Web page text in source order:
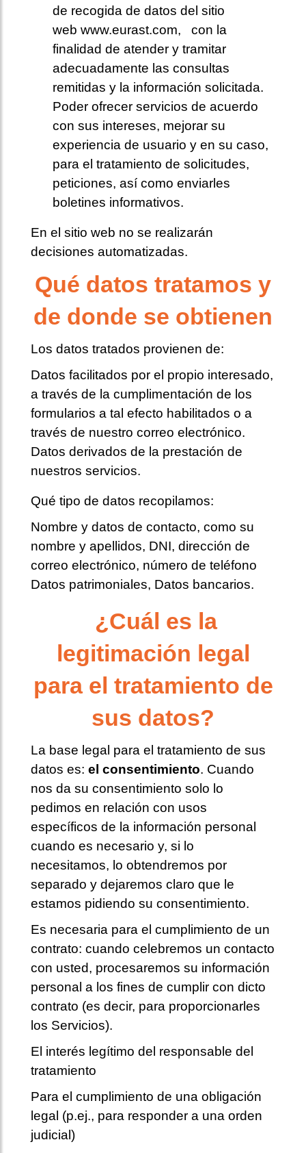
de recogida de datos del sitio
web www.eurast.com, con la
finalidad de atender y tramitar
adecuadamente las consultas
remitidas y la información solicitada.
Poder ofrecer servicios de acuerdo
con sus intereses, mejorar su
experiencia de usuario y en su caso,
para el tratamiento de solicitudes,
peticiones, así como enviarles
boletines informativos.
En el sitio web no se realizarán
decisiones automatizadas.
Qué datos tratamos y
de donde se obtienen
Los datos tratados provienen de:
Datos facilitados por el propio interesado,
a través de la cumplimentación de los
formularios a tal efecto habilitados o a
través de nuestro correo electrónico.
Datos derivados de la prestación de
nuestros servicios.
Qué tipo de datos recopilamos:
Nombre y datos de contacto, como su
nombre y apellidos, DNI, dirección de
correo electrónico, número de teléfono
Datos patrimoniales, Datos bancarios.
¿Cuál es la
legitimación legal
para el tratamiento de
sus datos?
La base legal para el tratamiento de sus
datos es: el consentimiento. Cuando
nos da su consentimiento solo lo
pedimos en relación con usos
específicos de la información personal
cuando es necesario y, si lo
necesitamos, lo obtendremos por
separado y dejaremos claro que le
estamos pidiendo su consentimiento.
Es necesaria para el cumplimiento de un
contrato: cuando celebremos un contacto
con usted, procesaremos su información
personal a los fines de cumplir con dicto
contrato (es decir, para proporcionarles
los Servicios).
El interés legítimo del responsable del
tratamiento
Para el cumplimiento de una obligación
legal (p.ej., para responder a una orden
judicial)